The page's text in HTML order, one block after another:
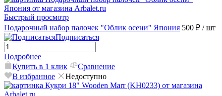
Быстрый просмотр
Подарочный набор палочек "Облик осени" Япония 500 ₽ / шт
Подписаться
Подробнее
Купить в 1 клик
Сравнение
В избранное
Недоступно